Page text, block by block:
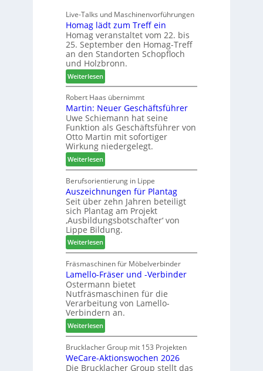
e
n
a
u
s
f
ü
r
W
e
m
h
n
e
r
c
h
e
n
s
t
a
u
r
a
u
m
-
S
o
r
t
i
m
e
n
t
Live-Talks und Maschinenvorführungen
Homag lädt zum Treff ein
Homag veranstaltet vom 22. bis
25. September den Homag-Treff
an den Standorten Schopfloch
und Holzbronn.
Weiterlesen:
H
o
m
a
g
l
ä
d
t
z
u
m
T
r
e
f
f
e
i
n
Robert Haas übernimmt
Martin: Neuer Geschäftsführer
Uwe Schiemann hat seine
Funktion als Geschäftsführer von
Otto Martin mit sofortiger
Wirkung niedergelegt.
Weiterlesen:
M
a
r
t
i
n
:
N
e
u
e
r
G
e
s
c
h
ä
f
Berufsorientierung in Lippe
Auszeichnungen für Plantag
Seit über zehn Jahren beteiligt
sich Plantag am Projekt
‚Ausbildungsbotschafter‘ von
Lippe Bildung.
Weiterlesen:
A
u
s
z
e
i
c
h
n
u
n
g
Fräsmaschinen für Möbelverbinder
Lamello-Fräser und -Verbinder
Ostermann bietet
Nutfräsmaschinen für die
Verarbeitung von Lamello-
Verbindern an.
Weiterlesen:
L
a
m
e
Brucklacher Group mit 153 Projekten
WeCare-Aktionswochen 2026
Die Brucklacher Group stellt das